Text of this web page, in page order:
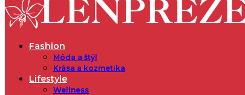
Fashion
Móda a štýl
Krása a kozmetika
Lifestyle
Wellness